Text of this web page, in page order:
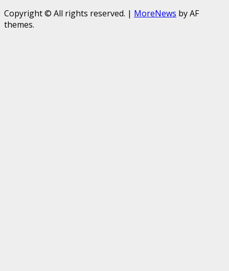
Copyright © All rights reserved. | MoreNews by AF
themes.